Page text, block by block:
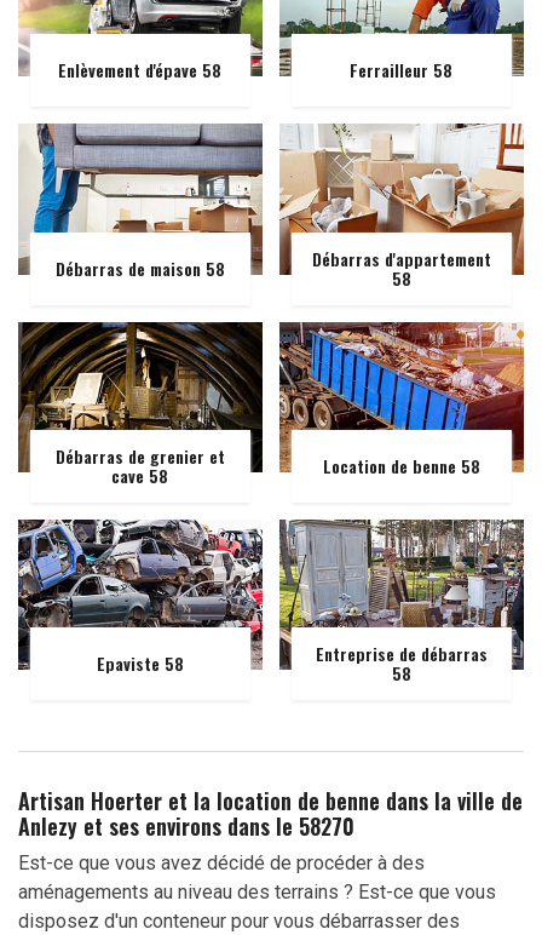
Enlèvement d'épave 58 Ferrailleur 58
Débarras de maison 58 Débarras d'appartement
58
Débarras de grenier et
cave 58 Location de benne 58
Epaviste 58 Entreprise de débarras
58
Artisan Hoerter et la location de benne dans la ville de
Anlezy et ses environs dans le 58270
Est-ce que vous avez décidé de procéder à des
aménagements au niveau des terrains ? Est-ce que vous
disposez d'un conteneur pour vous débarrasser des